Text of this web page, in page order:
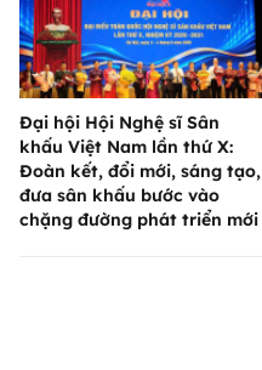
Đại hội Hội Nghệ sĩ Sân
khấu Việt Nam lần thứ X:
Đoàn kết, đổi mới, sáng tạo,
đưa sân khấu bước vào
chặng đường phát triển mới